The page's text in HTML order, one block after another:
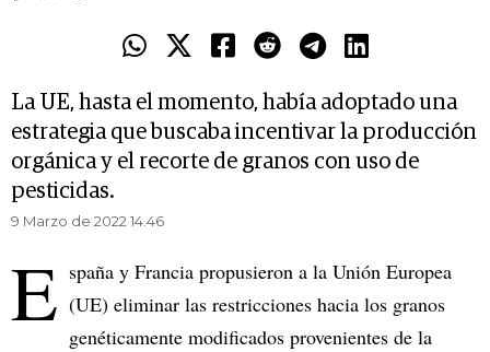
La UE, hasta el momento, había adoptado una
estrategia que buscaba incentivar la producción
orgánica y el recorte de granos con uso de
pesticidas.
9 Marzo de 2022 14.46
E spaña y Francia propusieron a la Unión Europea
(UE) eliminar las restricciones hacia los granos
genéticamente modificados provenientes de la